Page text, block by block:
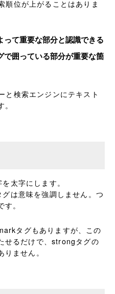
位が上がることはありま
て重要な部分と認識できる
囲っている部分が重要な箇
検索エンジンにテキスト
太字にします。
は意味を強調しません。つ
。
タグもありますが、この
せるだけで、strongタグの
ません。